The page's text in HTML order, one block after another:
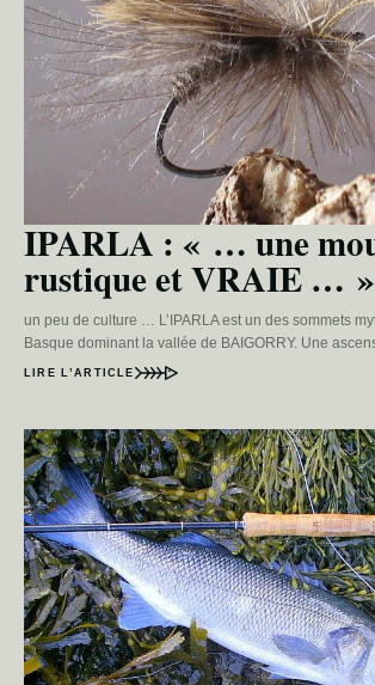
IPARLA : « … une
rustique et VRAIE … »
un peu de culture … L’IPARLA est un des sommets
Basque dominant la vallée de BAIGORRY. Une
LIRE L’ARTICLE